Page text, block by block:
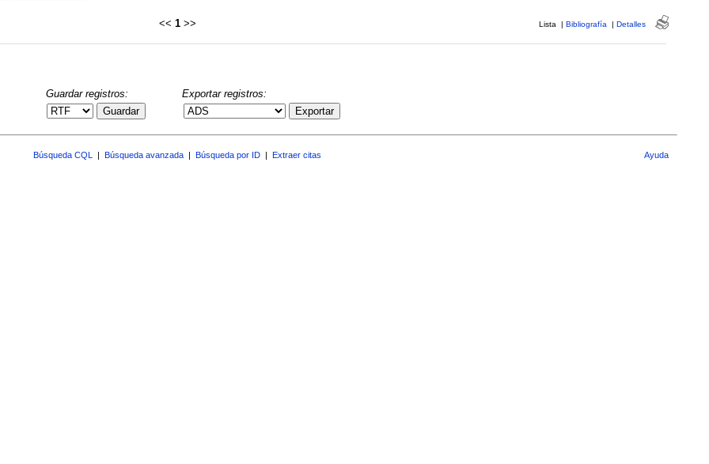
<< 1 >> Lista | Bibliografía | Detalles
Guardar registros:
Guardar
Exportar registros:
Exportar
Búsqueda CQL Búsqueda avanzada Búsqueda por ID Extraer citas Ayuda